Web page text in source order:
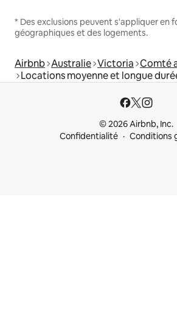
* Des exclusions peuvent s'appliquer en
géographiques et des logements.
Airbnb Australie Victoria Comté
Locations moyenne et longue
© 2026 Airbnb, Inc.
Confidentialité
Conditions